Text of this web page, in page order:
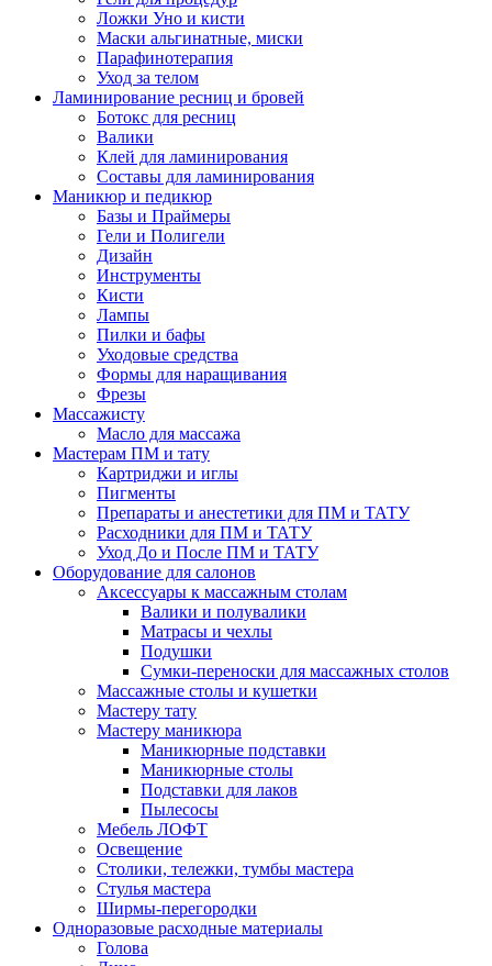
Ложки Уно и кисти
Маски альгинатные, миски
Парафинотерапия
Уход за телом
Ламинирование ресниц и бровей
Ботокс для ресниц
Валики
Клей для ламинирования
Составы для ламинирования
Маникюр и педикюр
Базы и Праймеры
Гели и Полигели
Дизайн
Инструменты
Кисти
Лампы
Пилки и бафы
Уходовые средства
Формы для наращивания
Фрезы
Массажисту
Масло для массажа
Мастерам ПМ и тату
Картриджи и иглы
Пигменты
Препараты и анестетики для ПМ и ТАТУ
Расходники для ПМ и ТАТУ
Уход До и После ПМ и ТАТУ
Оборудование для салонов
Аксессуары к массажным столам
Валики и полувалики
Матрасы и чехлы
Подушки
Сумки-переноски для массажных столов
Массажные столы и кушетки
Мастеру тату
Мастеру маникюра
Маникюрные подставки
Маникюрные столы
Подставки для лаков
Пылесосы
Мебель ЛОФТ
Освещение
Столики, тележки, тумбы мастера
Стулья мастера
Ширмы-перегородки
Одноразовые расходные материалы
Голова